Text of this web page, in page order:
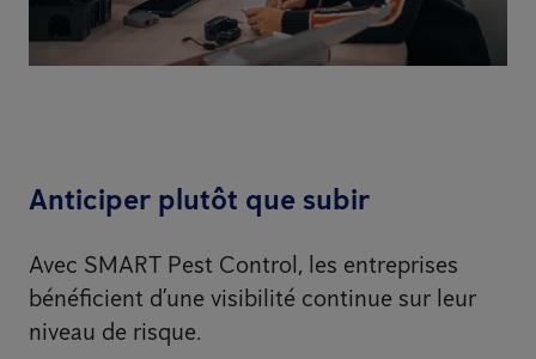
Anticiper plutôt que subir
Avec SMART Pest Control, les entreprises
bénéficient d’une visibilité continue sur leur
niveau de risque.